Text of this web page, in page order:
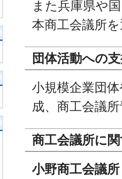
また兵庫県や
本商工会議所
団体活動への
小規模企業団
成、商工会議
商工会議所に
小野商工会議